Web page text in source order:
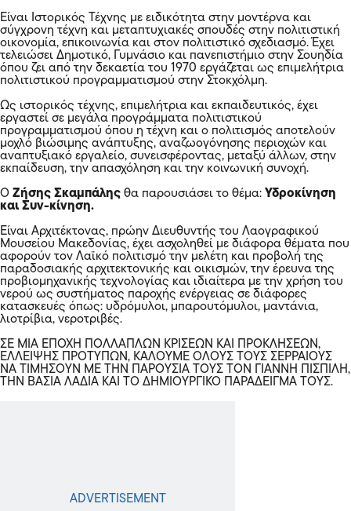
Είναι Ιστορικός Τέχνης με ειδικότητα στην μοντέρνα και
σύγχρονη τέχνη και μεταπτυχιακές σπουδές στην πολιτιστική
οικονομία, επικοινωνία και στον πολιτιστικό σχεδιασμό. Έχει
τελειώσει Δημοτικό, Γυμνάσιο και πανεπιστήμιο στην Σουηδία
όπου ζει από την δεκαετία του 1970 εργάζεται ως επιμελήτρια
πολιτιστικού προγραμματισμού στην Στοκχόλμη.
Ως ιστορικός τέχνης, επιμελήτρια και εκπαιδευτικός, έχει
εργαστεί σε μεγάλα προγράμματα πολιτιστικού
προγραμματισμού όπου η τέχνη και ο πολιτισμός αποτελούν
μοχλό βιώσιμης ανάπτυξης, αναζωογόνησης περιοχών και
αναπτυξιακό εργαλείο, συνεισφέροντας, μεταξύ άλλων, στην
εκπαίδευση, την απασχόληση και την κοινωνική συνοχή.
Ο Ζήσης Σκαμπάλης θα παρουσιάσει το θέμα: Υδροκίνηση
και Συν-κίνηση.
Είναι Αρχιτέκτονας, πρώην Διευθυντής του Λαογραφικού
Μουσείου Μακεδονίας, έχει ασχοληθεί με διάφορα θέματα που
αφορούν τον Λαϊκό πολιτισμό την μελέτη και προβολή της
παραδοσιακής αρχιτεκτονικής και οικισμών, την έρευνα της
προβιομηχανικής τεχνολογίας και ιδιαίτερα με την χρήση του
νερού ως συστήματος παροχής ενέργειας σε διάφορες
κατασκευές όπως: υδρόμυλοι, μπαρουτόμυλοι, μαντάνια,
λιοτρίβια, νεροτριβές.
ΣΕ ΜΙΑ ΕΠΟΧΗ ΠΟΛΛΑΠΛΩΝ ΚΡΙΣΕΩΝ ΚΑΙ ΠΡΟΚΛΗΣΕΩΝ,
ΕΛΛΕΙΨΗΣ ΠΡΟΤΥΠΩΝ, ΚΑΛΟΥΜΕ ΟΛΟΥΣ ΤΟΥΣ ΣΕΡΡΑΙΟΥΣ
ΝΑ ΤΙΜΗΣΟΥΝ ΜΕ ΤΗΝ ΠΑΡΟΥΣΙΑ ΤΟΥΣ ΤΟΝ ΓΙΑΝΝΗ ΠΙΣΠΙΛΗ,
ΤΗΝ ΒΑΣΙΑ ΛΑΔΙΑ ΚΑΙ ΤΟ ΔΗΜΙΟΥΡΓΙΚΟ ΠΑΡΑΔΕΙΓΜΑ ΤΟΥΣ.